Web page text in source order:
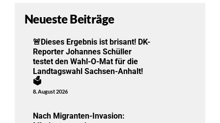
Neueste Beiträge
🚨Dieses Ergebnis ist brisant! DK-
Reporter Johannes Schüller
testet den Wahl-O-Mat für die
Landtagswahl Sachsen-Anhalt!
🗳️
8. August 2026
Nach Migranten-Invasion: